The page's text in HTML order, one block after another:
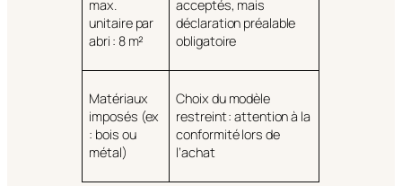
max.
unitaire par
abri : 8 m²
acceptés, mais
déclaration préalable
obligatoire
Matériaux
imposés (ex
: bois ou
métal)
Choix du modèle
restreint : attention à la
conformité lors de
l’achat